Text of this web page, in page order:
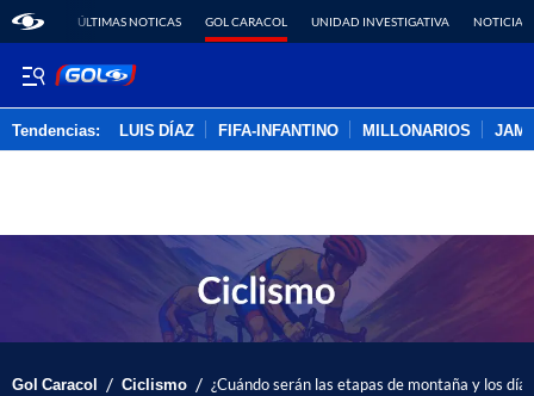
ÚLTIMAS NOTICAS GOL CARACOL UNIDAD INVESTIGATIVA NOTICIAS
Tendencias: LUIS DÍAZ FIFA-INFANTINO MILLONARIOS
Gol Caracol / Ciclismo / ¿Cuándo serán las etapas de montaña y los